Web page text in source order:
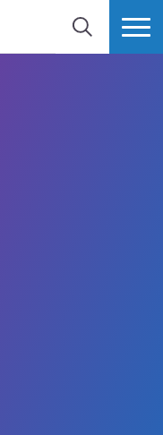
CHERCHER PLUS